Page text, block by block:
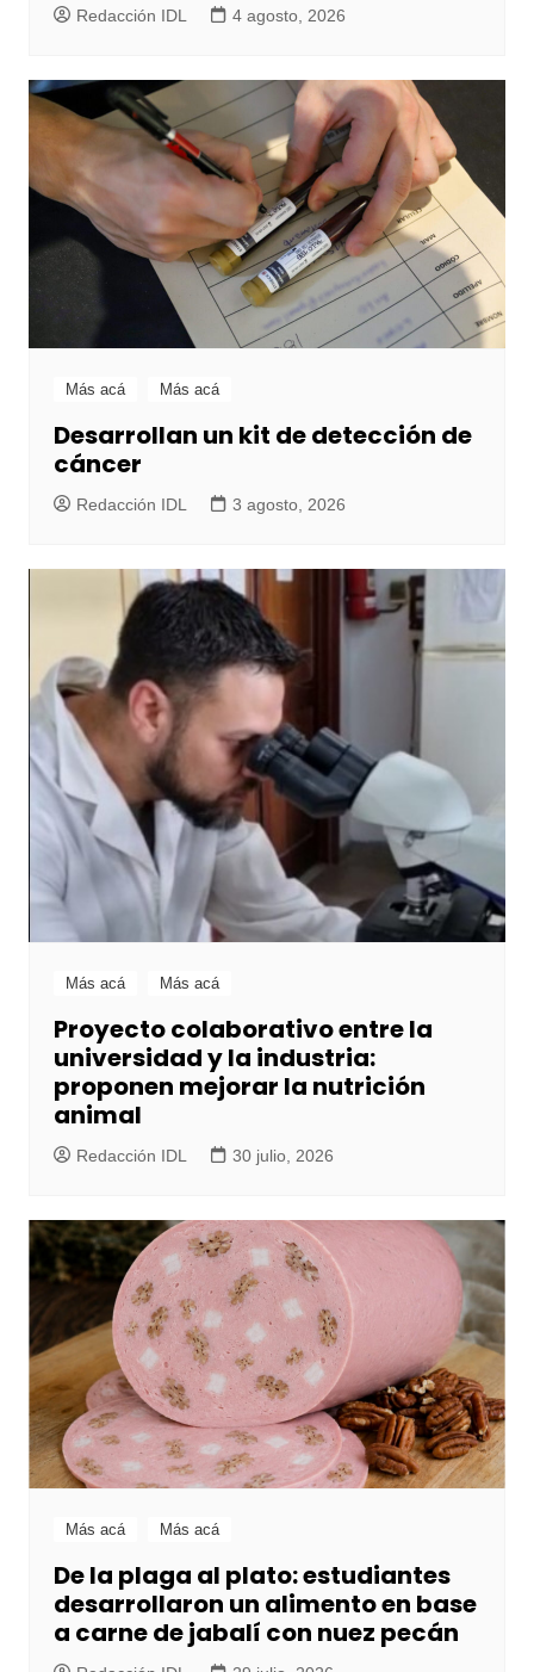
Redacción IDL 4 agosto, 2026
Más acá Más acá
Desarrollan un kit de detección de
cáncer
Redacción IDL 3 agosto, 2026
Más acá Más acá
Proyecto colaborativo entre la
universidad y la industria:
proponen mejorar la nutrición
animal
Redacción IDL 30 julio, 2026
Más acá Más acá
De la plaga al plato: estudiantes
desarrollaron un alimento en base
a carne de jabalí con nuez pecán